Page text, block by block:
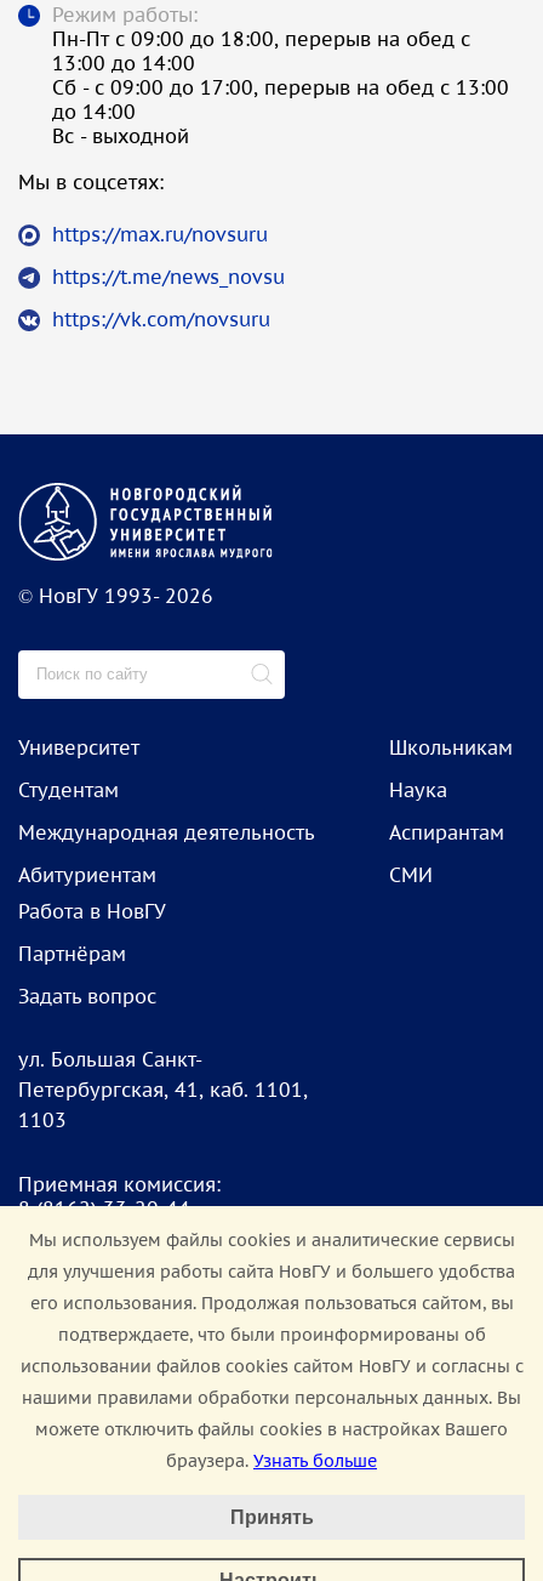
Режим работы:
Пн-Пт с 09:00 до 18:00, перерыв на обед с
13:00 до 14:00
Сб - с 09:00 до 17:00, перерыв на обед с 13:00
до 14:00
Вс - выходной
Мы в соцсетях:
https://max.ru/novsuru
https://t.me/news_novsu
https://vk.com/novsuru
© НовГУ 1993- 2026
Университет
Студентам
Международная деятельность
Абитуриентам
Школьникам
Наука
Аспирантам
СМИ
Работа в НовГУ
Партнёрам
Задать вопрос
ул. Большая Санкт-
Петербургская, 41, каб. 1101,
1103
Приемная комиссия:
8(8162) 33-20-44
pk@novsu.ru
Чат для абитуриентов:
https://clc.li/Terrt
Мы в соцсетях:
Сведения об образовательной организации
Мы используем файлы cookies и аналитические сервисы
для улучшения работы сайта НовГУ и большего удобства
его использования. Продолжая пользоваться сайтом, вы
подтверждаете, что были проинформированы об
использовании файлов cookies сайтом НовГУ и согласны с
нашими правилами обработки персональных данных. Вы
можете отключить файлы cookies в настройках Вашего
браузера. Узнать больше
Минимальные
Принять